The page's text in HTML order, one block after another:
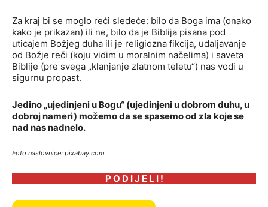
Za kraj bi se moglo reći sledeće: bilo da Boga ima (onako
kako je prikazan) ili ne, bilo da je Biblija pisana pod
uticajem Božjeg duha ili je religiozna fikcija, udaljavanje
od Božje reči (koju vidim u moralnim načelima) i saveta
Biblije (pre svega „klanjanje zlatnom teletu“) nas vodi u
sigurnu propast.
Jedino „ujedinjeni u Bogu“ (ujedinjeni u dobrom duhu, u
dobroj nameri) možemo da se spasemo od zla koje se
nad nas nadnelo.
Foto naslovnice: pixabay.com
P O D I J E L I !